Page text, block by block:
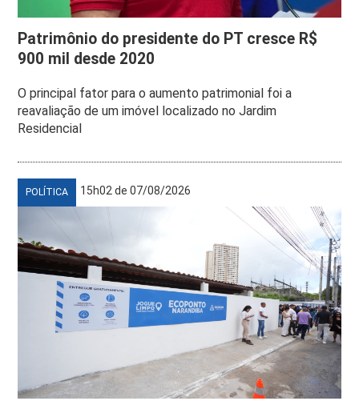
Patrimônio do presidente do PT cresce R$
900 mil desde 2020
O principal fator para o aumento patrimonial foi a
reavaliação de um imóvel localizado no Jardim
Residencial
POLÍTICA 15h02 de 07/08/2026